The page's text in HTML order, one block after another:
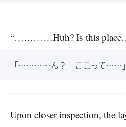
“…………Huh? Is this
「…………ん？ ここって……」
Upon closer inspection, the